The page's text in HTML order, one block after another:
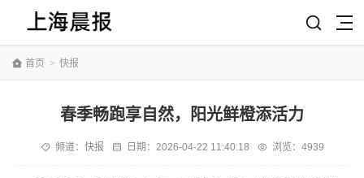
首页 > 快报
春季畅跑享自然，阳光鲜橙添活力
频道： 快报 日期： 2026-04-22 11:40:18 浏览：4939